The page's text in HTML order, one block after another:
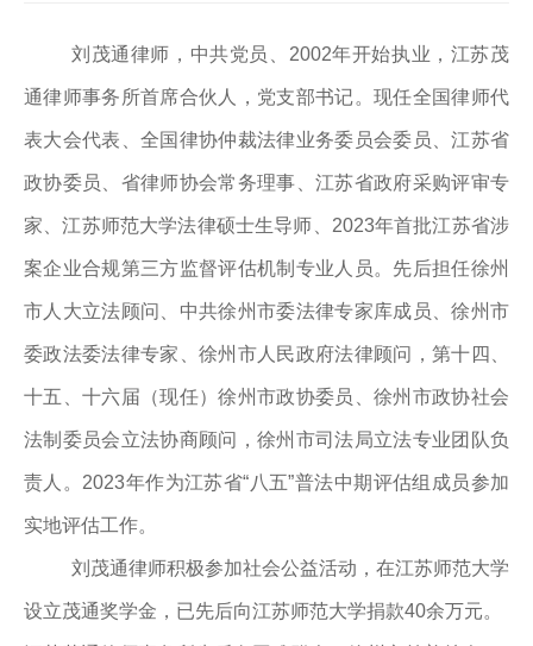
刘茂通律师，中共党员、2002年开始执业，江苏茂
通律师事务所首席合伙人，党支部书记。现任全国律师代
表大会代表、全国律协仲裁法律业务委员会委员、江苏省
政协委员、省律师协会常务理事、江苏省政府采购评审专
家、江苏师范大学法律硕士生导师、2023年首批江苏省涉
案企业合规第三方监督评估机制专业人员。先后担任徐州
市人大立法顾问、 中共徐州市委法律专家库成员、徐州市
委政法委法律专家、徐州市人民政府法律顾问，第十四、
十五、十六届（现任）徐州市政协委员、徐州市政协社会
法制委员会立法协商顾问，徐州市司法局立法专业团队负
责人。2023年作为江苏省“八五”普法中期评估组成员参加
实地评估工作。
刘茂通律师积极参加社会公益活动，在江苏师范大学
设立茂通奖学金，已先后向江苏师范大学捐款40余万元。